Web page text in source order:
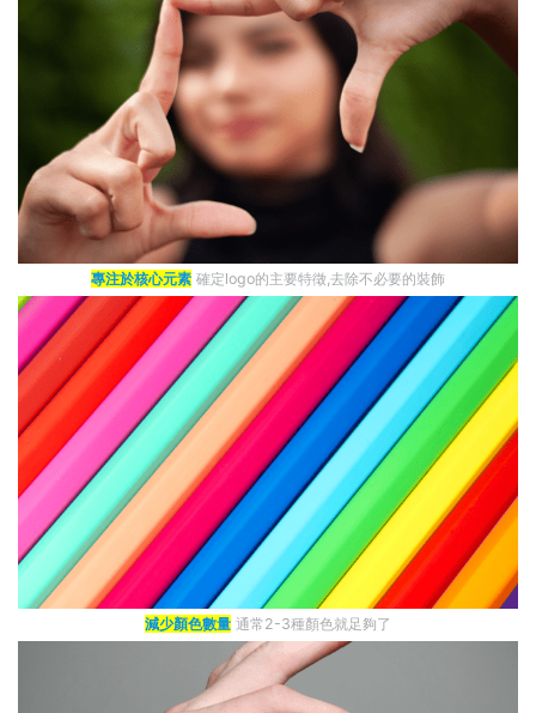
專注於核心元素 確定logo的主要特徵,去除不必要的裝飾
減少顏色數量 通常2-3種顏色就足夠了